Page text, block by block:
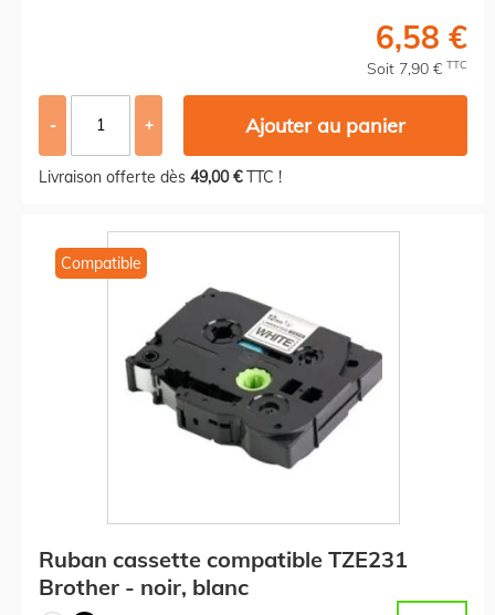
6,58 €
Soit 7,90 € TTC
- + Ajouter au panier
Livraison offerte dès 49,00 €TTC !
Compatible
Ruban cassette compatible TZE231
Brother - noir, blanc